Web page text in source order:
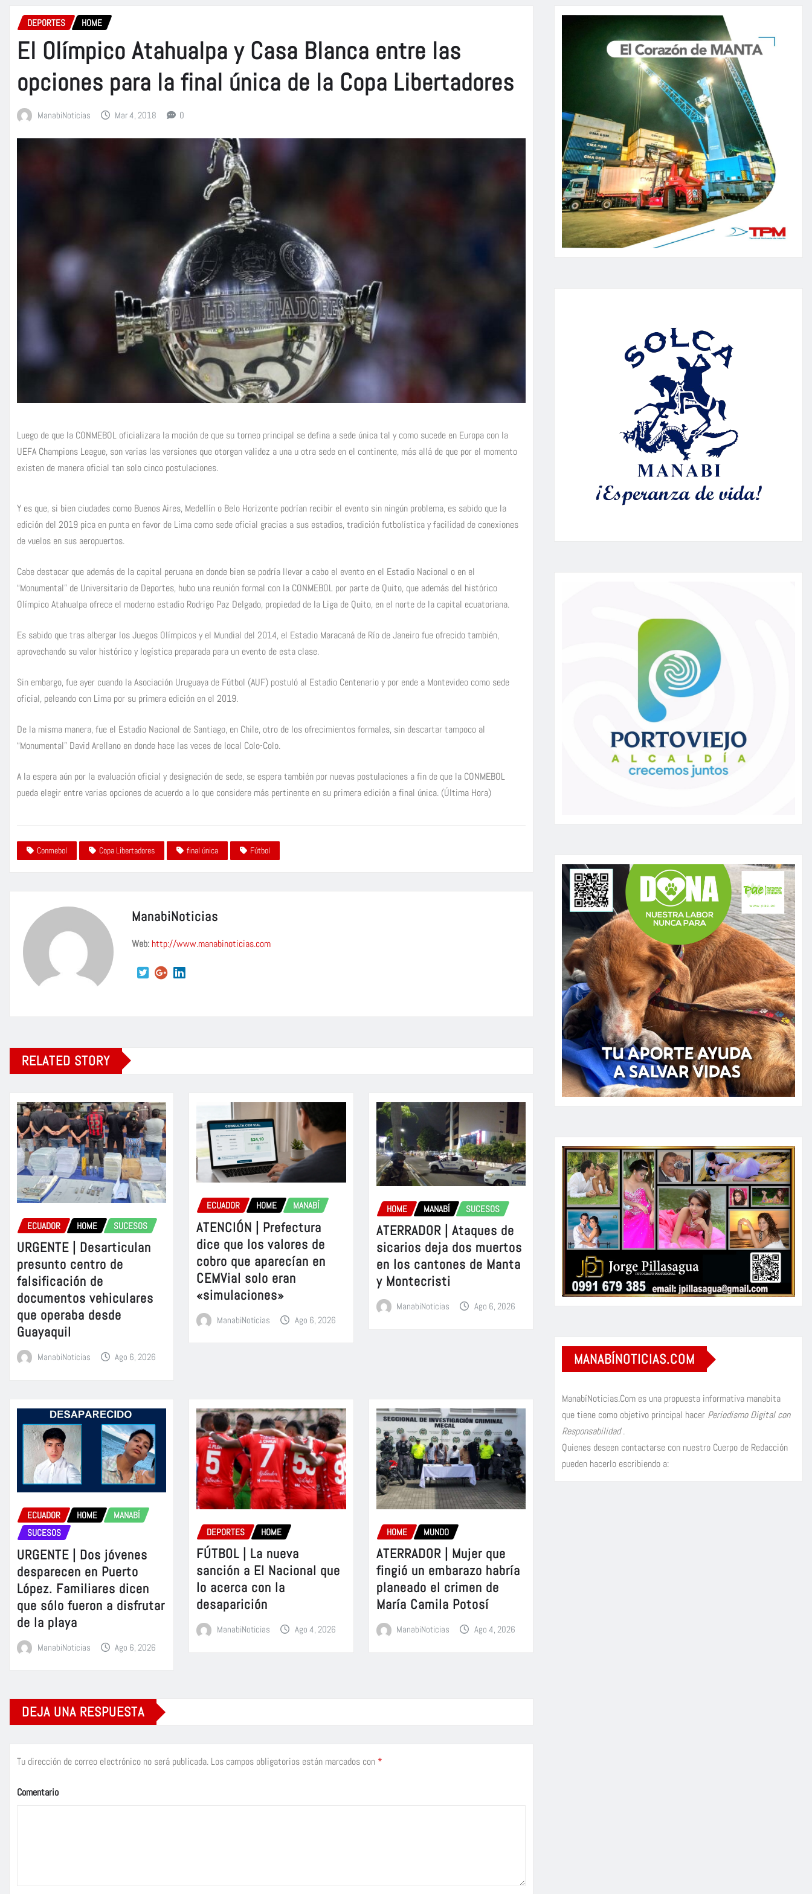
DEPORTES HOME
El Olímpico Atahualpa y Casa Blanca entre las
opciones para la final única de la Copa Libertadores
ManabiNoticias Mar 4, 2018 0
Luego de que la CONMEBOL oficializara la moción de que su torneo principal se defina a sede única tal y como sucede en Europa con la
UEFA Champions League, son varias las versiones que otorgan validez a una u otra sede en el continente, más allá de que por el momento
existen de manera oficial tan solo cinco postulaciones.
Y es que, si bien ciudades como Buenos Aires, Medellín o Belo Horizonte podrían recibir el evento sin ningún problema, es sabido que la
edición del 2019 pica en punta en favor de Lima como sede oficial gracias a sus estadios, tradición futbolística y facilidad de conexiones
de vuelos en sus aeropuertos.
Cabe destacar que además de la capital peruana en donde bien se podría llevar a cabo el evento en el Estadio Nacional o en el
“Monumental” de Universitario de Deportes, hubo una reunión formal con la CONMEBOL por parte de Quito, que además del histórico
Olímpico Atahualpa ofrece el moderno estadio Rodrigo Paz Delgado, propiedad de la Liga de Quito, en el norte de la capital ecuatoriana.
Es sabido que tras albergar los Juegos Olímpicos y el Mundial del 2014, el Estadio Maracaná de Río de Janeiro fue ofrecido también,
aprovechando su valor histórico y logística preparada para un evento de esta clase.
Sin embargo, fue ayer cuando la Asociación Uruguaya de Fútbol (AUF) postuló al Estadio Centenario y por ende a Montevideo como sede
oficial, peleando con Lima por su primera edición en el 2019.
De la misma manera, fue el Estadio Nacional de Santiago, en Chile, otro de los ofrecimientos formales, sin descartar tampoco al
“Monumental” David Arellano en donde hace las veces de local Colo-Colo.
A la espera aún por la evaluación oficial y designación de sede, se espera también por nuevas postulaciones a fin de que la CONMEBOL
pueda elegir entre varias opciones de acuerdo a lo que considere más pertinente en su primera edición a final única. (Última Hora)
Conmebol Copa Libertadores final única Fútbol
ManabiNoticias
Web: http://www.manabinoticias.com
RELATED STORY
ECUADOR HOME SUCESOS
URGENTE | Desarticulan
presunto centro de
falsificación de
documentos vehiculares
que operaba desde
Guayaquil
ManabiNoticias Ago 6, 2026
ECUADOR HOME MANABÍ
ATENCIÓN | Prefectura
dice que los valores de
cobro que aparecían en
CEMVial solo eran
«simulaciones»
ManabiNoticias Ago 6, 2026
HOME MANABÍ SUCESOS
ATERRADOR | Ataques de
sicarios deja dos muertos
en los cantones de Manta
y Montecristi
ManabiNoticias Ago 6, 2026
ECUADOR HOME
MANABÍ
SUCESOS
URGENTE | Dos jóvenes
desparecen en Puerto
López. Familiares dicen
que sólo fueron a disfrutar
de la playa
ManabiNoticias Ago 6, 2026
DEPORTES HOME
FÚTBOL | La nueva
sanción a El Nacional que
lo acerca con la
desaparición
ManabiNoticias Ago 4, 2026
HOME MUNDO
ATERRADOR | Mujer que
fingió un embarazo habría
planeado el crimen de
María Camila Potosí
ManabiNoticias Ago 4, 2026
DEJA UNA RESPUESTA
Tu dirección de correo electrónico no será publicada. Los campos obligatorios están marcados con *
Comentario
MANABÍNOTICIAS.COM
ManabíNoticias.Com es una propuesta informativa manabita
que tiene como objetivo principal hacer Periodismo Digital con
Responsabilidad.
Quienes deseen contactarse con nuestro Cuerpo de Redacción
pueden hacerlo escribiendo a: